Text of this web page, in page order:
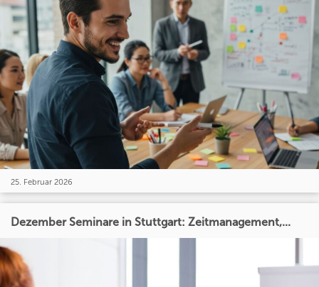
25. Februar 2026
Dezember Seminare in Stuttgart: Zeitmanagement,...